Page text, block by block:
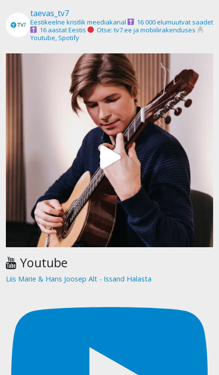
taevas_tv7
Eestikeelne kristlik meediakanal
16 000 elumuutvat saadet
16 aastat Eestis
Otse: tv7.ee ja mobiilirakenduses
Youtube, Spotify
Youtube
Liis Marie & Hans Joosep Alt - Issand Halasta